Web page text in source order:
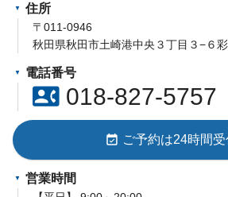
住所
〒011-0946
秋田県秋田市土崎港中央３丁目３−６
電話番号
contact_phone018-827-5757
event_available ご予約は24時間受
営業時間